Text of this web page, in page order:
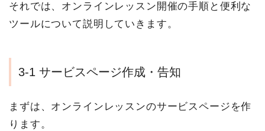
それでは、オンラインレッスン開催の手順と便利な
ツールについて説明していきます。
3-1 サービスページ作成・告知
まずは、オンラインレッスンのサービスページを作
ります。